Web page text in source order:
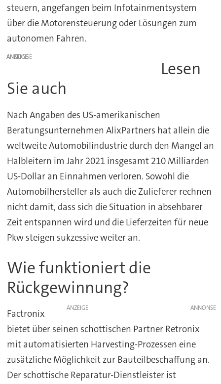
steuern, angefangen beim Infotainmentsystem
über die Motorensteuerung oder Lösungen zum
autonomen Fahren.
ANZEIGE
Lesen
Sie auch
Nach Angaben des US-amerikanischen
Beratungsunternehmen AlixPartners hat allein die
weltweite Automobilindustrie durch den Mangel an
Halbleitern im Jahr 2021 insgesamt 210 Milliarden
US-Dollar an Einnahmen verloren. Sowohl die
Automobilhersteller als auch die Zulieferer rechnen
nicht damit, dass sich die Situation in absehbarer
Zeit entspannen wird und die Lieferzeiten für neue
Pkw steigen sukzessive weiter an.
Wie funktioniert die
Rückgewinnung?
ANZEIGE
Factronix
bietet über seinen schottischen Partner Retronix
mit automatisierten Harvesting-Prozessen eine
zusätzliche Möglichkeit zur Bauteilbeschaffung an.
Der schottische Reparatur-Dienstleister ist